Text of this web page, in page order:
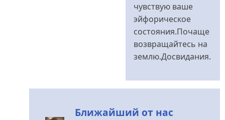
чувствую ваше
эйфорическое
состояния.Почаще
возвращайтесь на
землю.Досвидания.
Ближайший от нас